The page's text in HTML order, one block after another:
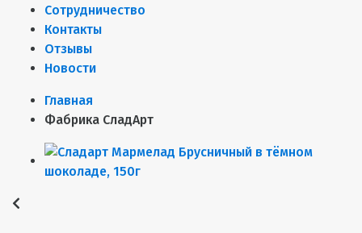
Сотрудничество
Контакты
Отзывы
Новости
Главная
Фабрика СладАрт